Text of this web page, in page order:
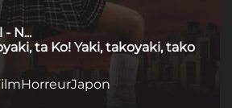
N...
ta Ko! Yaki, takoyaki, tako
HorreurJapon